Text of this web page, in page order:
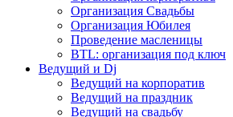
Организация Свадьбы
Организация Юбилея
Проведение масленицы
BTL: организация под ключ
Ведущий и Dj
Ведущий на корпоратив
Ведущий на праздник
Ведущий на свадьбу